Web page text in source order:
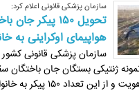
سازمان پزشکی قانونی اعلام کرد:
تحویل ۱۵۰ پیکر
هواپیمای اوکراینی به
سازمان پزشکی قانونی کشور
ژنتیکی بستگان جان باختگان
اوکراین تعیین هویت و از